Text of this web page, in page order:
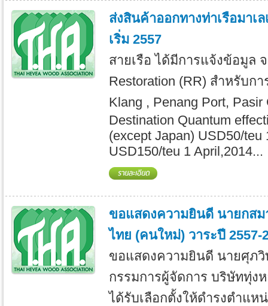
ส่งสินค้าออกทางท่าเรือมาเ
เริ่ม 2557
สายเรือ ได้มีการแจ้งข้อมูล
Restoration (RR) สำหรับก
Klang , Penang Port,
Destination Quantum
(except Japan) USD50/teu
USD150/teu 1 April,2014...
ขอแสดงความยินดี นายกสม
ไทย (คนใหม่) วาระปี 2557-
ขอแสดงความยินดี นายศุภ
กรรมการผู้จัดการ บริษัททุ่ง
ได้รับเลือกตั้งให้ดำรงตำแห